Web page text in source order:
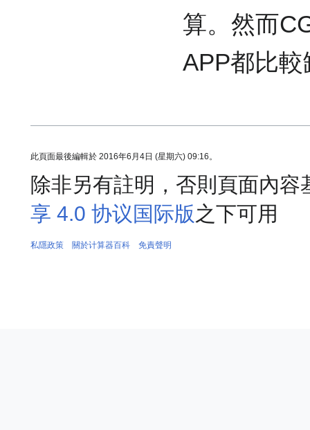
算。然而
APP都比
此頁面最後編輯於 2016年6月4日 (星期六) 09:16。
除非另有註明，否則頁面內容
享 4.0 协议国际版之下可用
私隱政策 關於计算器百科 免責聲明